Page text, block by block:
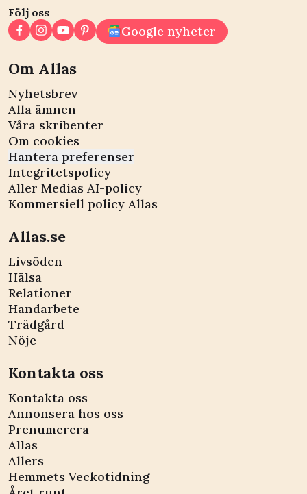
Följ oss
Google nyheter
Om Allas
Nyhetsbrev
Alla ämnen
Våra skribenter
Om cookies
Hantera preferenser
Integritetspolicy
Aller Medias AI-policy
Kommersiell policy Allas
Allas.se
Livsöden
Hälsa
Relationer
Handarbete
Trädgård
Nöje
Kontakta oss
Kontakta oss
Annonsera hos oss
Prenumerera
Allas
Allers
Hemmets Veckotidning